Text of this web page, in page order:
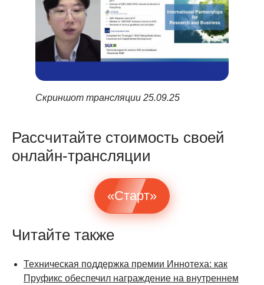
Скриншот трансляции 25.09.25
Рассчитайте стоимость своей
онлайн-трансляции
«Старт»
Читайте также
Техническая поддержка премии Иннотеха: как
Пруфикс обеспечил награждение на внутреннем